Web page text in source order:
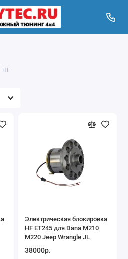
HF
Электрическая блокировка
HF ET245 для Dana M210
M220 Jeep Wrangle JL
38000р.